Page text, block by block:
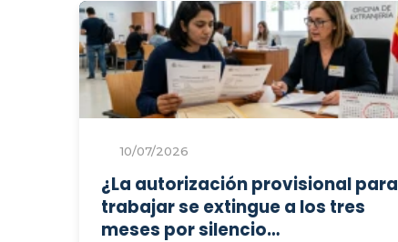
10/07/2026
¿La autorización provisional para
trabajar se extingue a los tres
meses por silencio